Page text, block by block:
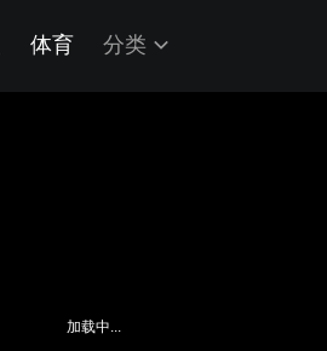
体育 分类
加载中...